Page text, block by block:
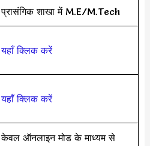
प्रासंगिक शाखा में M.E/M.Tech
यहाँ क्लिक करें
यहाँ क्लिक करें
केवल ऑनलाइन मोड के माध्यम से